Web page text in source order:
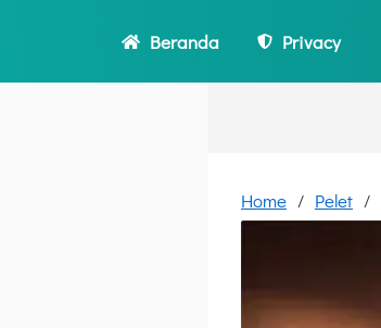
Beranda Privacy
Home Pelet